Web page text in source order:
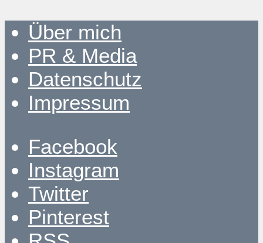
Über mich
PR & Media
Datenschutz
Impressum
Facebook
Instagram
Twitter
Pinterest